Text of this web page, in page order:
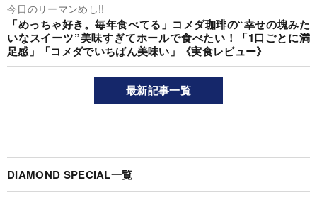
今日のリーマンめし!!
「めっちゃ好き。毎年食べてる」コメダ珈琲の“幸せの塊みた
いなスイーツ”美味すぎてホールで食べたい！「1口ごとに満
足感」「コメダでいちばん美味い」《実食レビュー》
最新記事一覧
DIAMOND SPECIAL一覧